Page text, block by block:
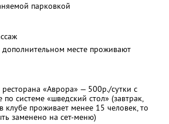
парковкой
месте проживают
ресторана «Аврора» — 500р./сутки с
по системе «шведский стол» (завтрак,
клубе проживает менее 15 человек, то
заменено на сет-меню)